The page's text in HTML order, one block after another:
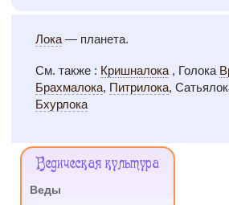
Лока — планета.
См. также : Кришналока , Голока
Брахмалока, Питрилока,
Бхурлока
Меню Ведическая культура
Веды